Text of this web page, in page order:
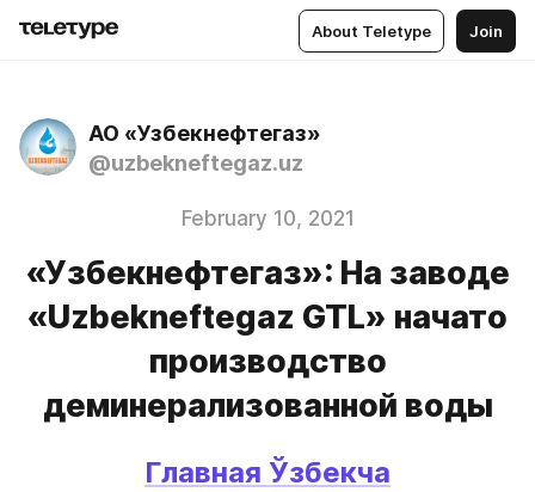
About Teletype Join
АО «Узбекнефтегаз»
@uzbekneftegaz.uz
February 10, 2021
«Узбекнефтегаз»: На заводе
«Uzbekneftegaz GTL» начато
производство
деминерализованной воды
Главная Ўзбекча